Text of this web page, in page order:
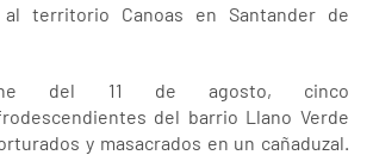
al territorio Canoas en Santander de
del 11 de agosto, cinco
del barrio Llano Verde
y masacrados en un cañaduzal.